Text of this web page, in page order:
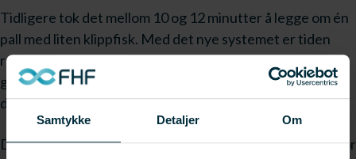
Samtykke Detaljer Om
Tidligere tok det mellom 10 og 12 minutter å legge om én
pall med liten klippfisk. Med det nye systemet er tiden
redusert til mellom fem og seks minutter per pall. Dette
gjør at ScanProd nå kan legge om opptil 80 paller om
dagen, sammenlignet med 40 til 50 paller tidligere.
Den anslåtte verdien av effektiviseringen er betydelig for